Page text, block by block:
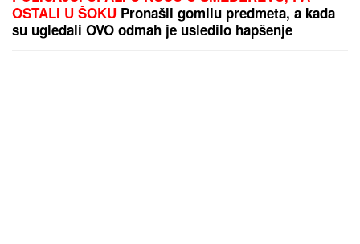
OSTALI U ŠOKU Pronašli gomilu predmeta, a kada
su ugledali OVO odmah je usledilo hapšenje